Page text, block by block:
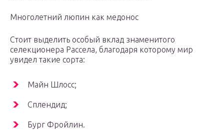
Многолетний люпин как медонос
Стоит выделить особый вклад знаменитого
селекционера Рассела, благодаря которому мир
увидел такие сорта:
Майн Шлосс;
Сплендид;
Бург Фройлин.